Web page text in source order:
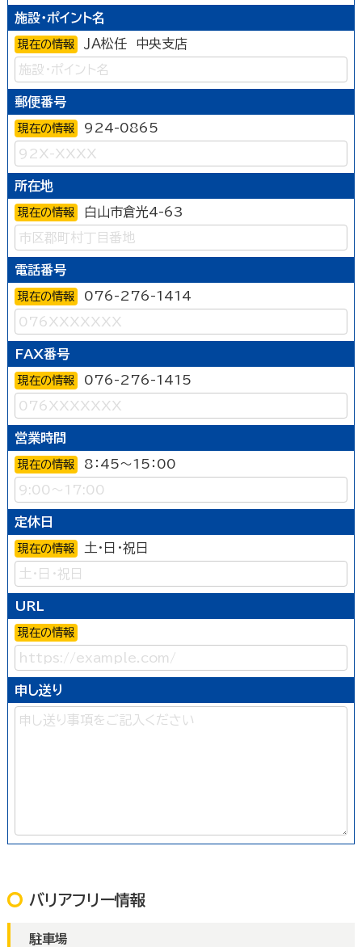
施設・ポイント名
現在の情報 ＪＡ松任 中央支店
郵便番号
現在の情報 924-0865
所在地
現在の情報 白山市倉光4-63
電話番号
現在の情報 076-276-1414
FAX番号
現在の情報 076-276-1415
営業時間
現在の情報 8：45～15：00
定休日
現在の情報 土・日・祝日
URL
現在の情報
申し送り
バリアフリー情報
駐車場